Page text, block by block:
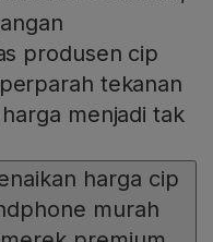
produsen cip
tekanan
menjadi tak
harga cip
murah